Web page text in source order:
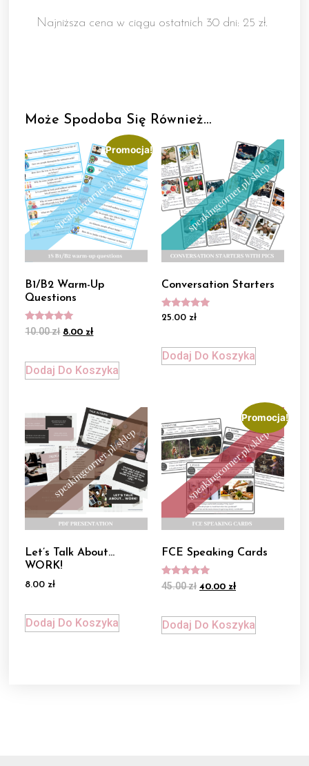
Najniższa cena w ciągu ostatnich 30 dni: 25 zł.
Może Spodoba Się Również…
Promocja!
B1/B2 Warm-Up
Questions
Oceniono
5.00
10.00zł 8.00zł
Dodaj Do Koszyka
Conversation Starters
Oceniono
25.00 zł
Dodaj Do Koszyka
Let’s Talk About…
WORK!
8.00 zł
Dodaj Do Koszyka
Promocja!
FCE Speaking Cards
Oceniono
5.00
45.00zł 40.00 zł
Dodaj Do Koszyka